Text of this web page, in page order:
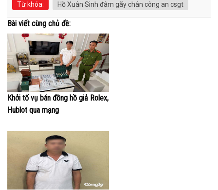
Từ khóa:
Hồ Xuân Sinh đâm gãy chân công an csgt
Bài viết cùng chủ đề:
Khởi tố vụ bán đồng hồ giả Rolex,
Hublot qua mạng